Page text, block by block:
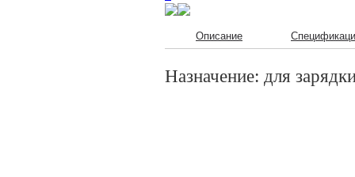
Описание
Назначение: для